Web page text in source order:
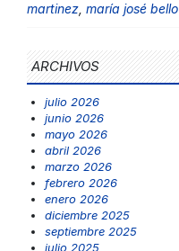
martinez maría josé bello
ARCHIVOS
julio 2026
junio 2026
mayo 2026
abril 2026
marzo 2026
febrero 2026
enero 2026
diciembre 2025
septiembre 2025
julio 2025